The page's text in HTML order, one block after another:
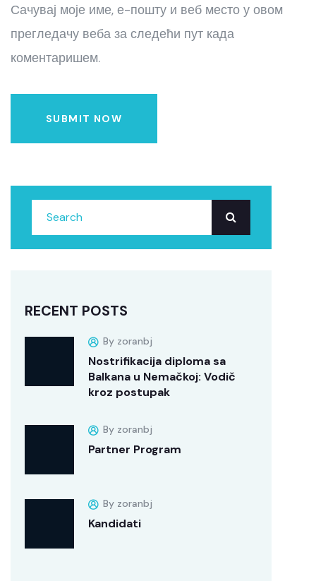
Сачувај моје име, е-пошту и веб место у овом
прегледачу веба за следећи пут када
коментаришем.
SUBMIT NOW
RECENT POSTS
By zoranbj
Nostrifikacija diploma sa
Balkana u Nemačkoj: Vodič
kroz postupak
By zoranbj
Partner Program
By zoranbj
Kandidati